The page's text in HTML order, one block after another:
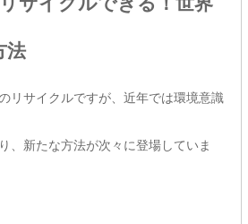
法
リサイクルですが、近年では環境意識
、新たな方法が次々に登場していま